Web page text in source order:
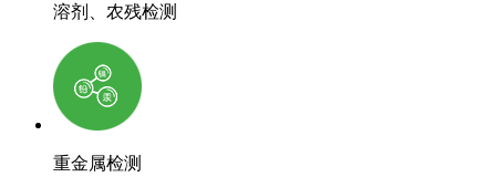
溶剂、农残检测
重金属检测